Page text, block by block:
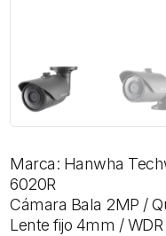
Marca: Hanwha
6020R
Cámara Bala 2MP /
Lente fijo 4mm /